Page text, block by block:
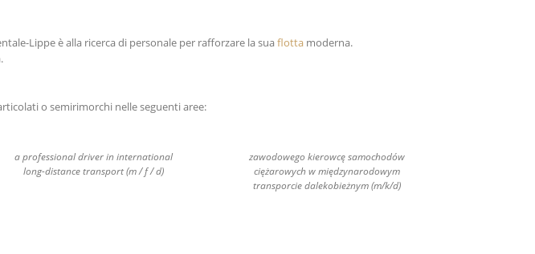
Lippe è alla ricerca di personale per rafforzare la suaflotta moderna.
o semirimorchi nelle seguenti aree:
a professional driver in international
long-distance transport (m / f / d)
zawodowego kierowcę samochodów
ciężarowych w międzynarodowym
transporcie dalekobieżnym (m/k/d)